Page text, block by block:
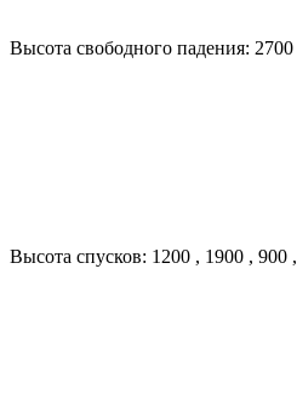
Высота свободного падения: 2700
Высота спусков: 1200 , 1900 , 900 ,